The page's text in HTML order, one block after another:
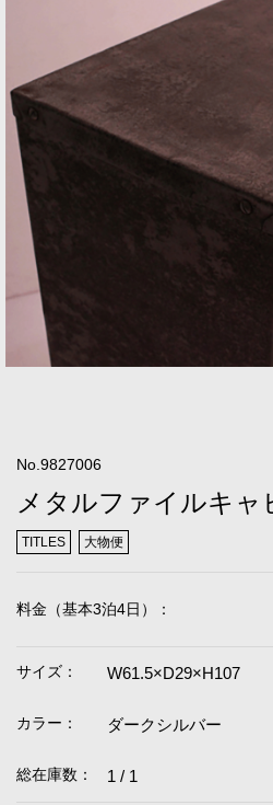
No.9827006
メタルファイルキャ
TITLES 大物便
料金（基本3泊4日）：
サイズ： W61.5×D29×H107
カラー： ダークシルバー
総在庫数： 1 / 1